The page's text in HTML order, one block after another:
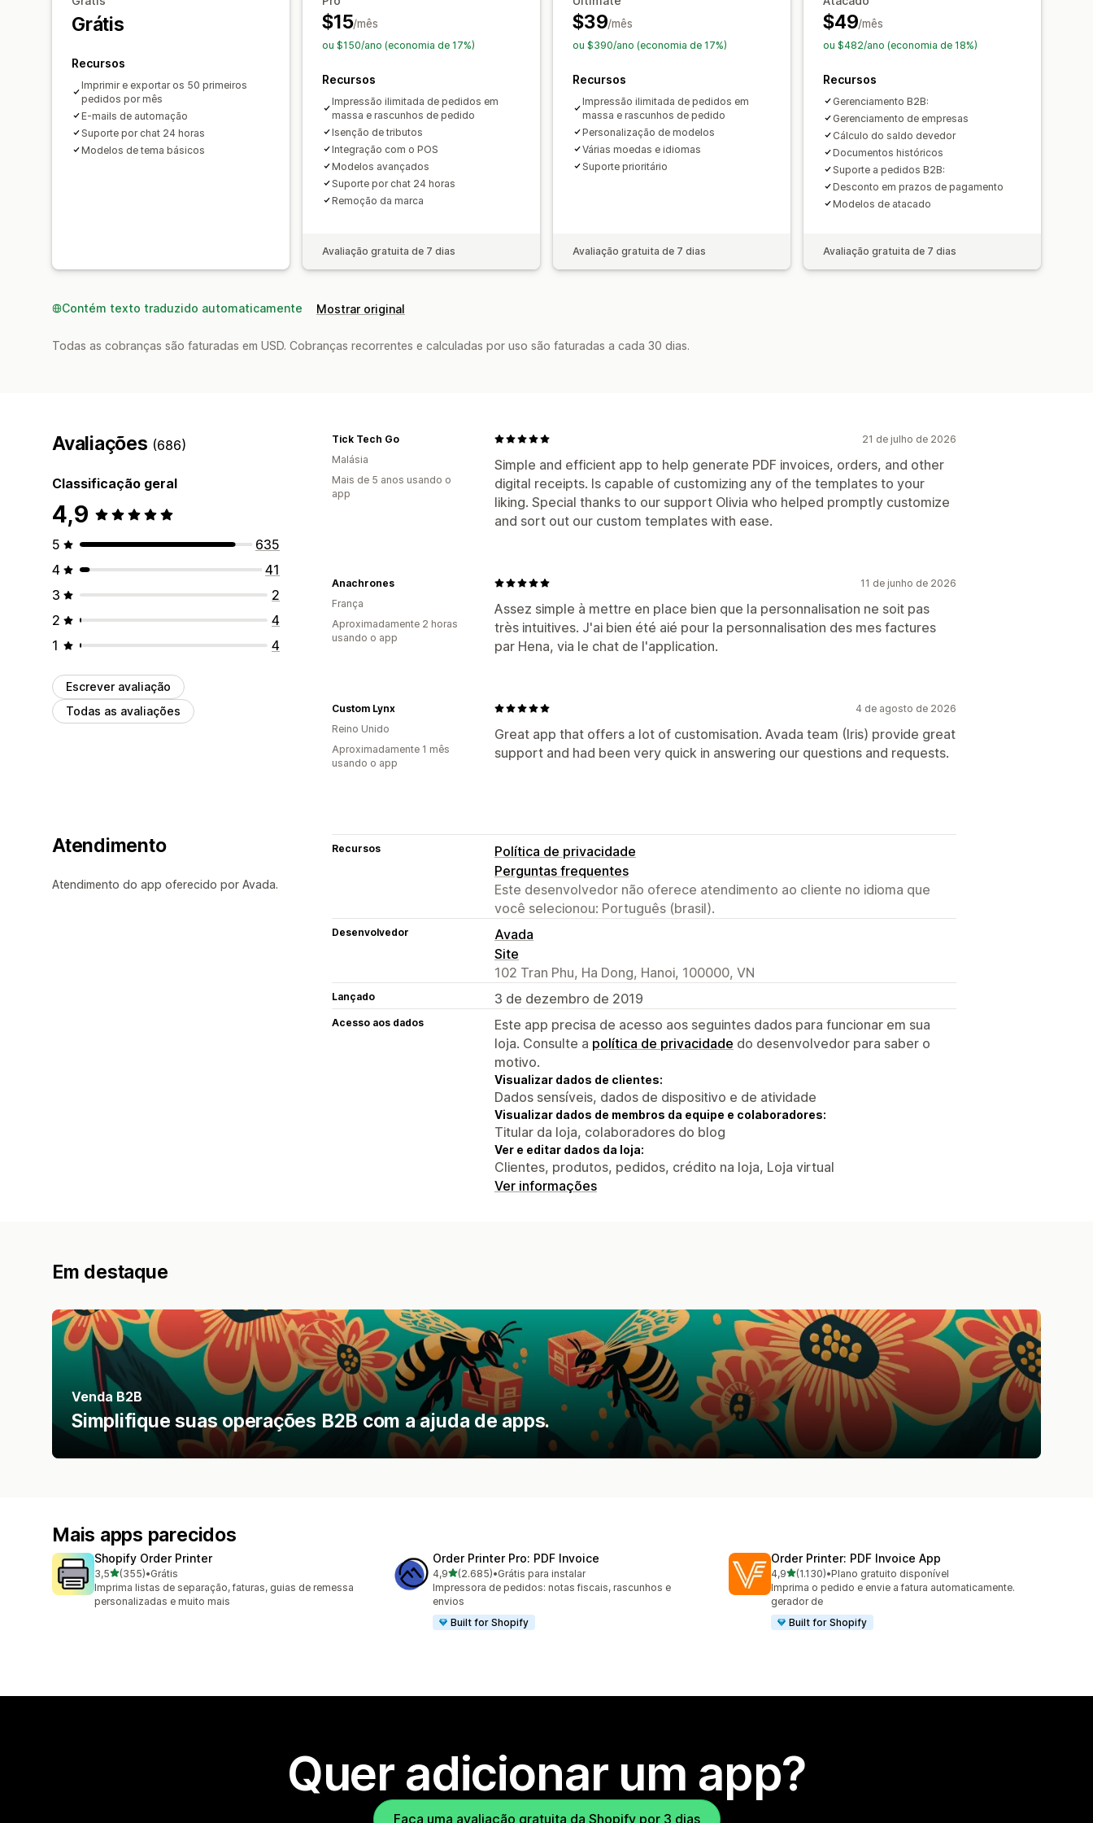
Download em massa
Automação de e-mails
Geração de PDF
Impressão e exportação
Grátis
Recursos
Imprimir e exportar os 50 primeiros
pedidos por mês
E-mails de automação
Suporte por chat 24 horas
Modelos de tema básicos
$15/mês
ou $150/ano (economia de 17%)
Recursos
Impressão ilimitada de pedidos em
massa e rascunhos de pedido
Isenção de tributos
Integração com o POS
Modelos avançados
Suporte por chat 24 horas
Remoção da marca
Avaliação gratuita de 7 dias
$39/mês
ou $390/ano (economia de 17%)
Recursos
Impressão ilimitada de pedidos em
massa e rascunhos de pedido
Personalização de modelos
Várias moedas e idiomas
Suporte prioritário
Avaliação gratuita de 7 dias
$49/mês
ou $482/ano (economia de 18%)
Recursos
Gerenciamento B2B:
Gerenciamento de empresas
Cálculo do saldo devedor
Documentos históricos
Suporte a pedidos B2B:
Desconto em prazos de pagamento
Modelos de atacado
Avaliação gratuita de 7 dias
Contém texto traduzido automaticamente Mostrar original
Todas as cobranças são faturadas em USD. Cobranças recorrentes e calculadas por uso são faturadas a cada 30 dias.
Avaliações (686)
Classificação geral
4,9
5
635
4
41
3
2
2
4
1
4
Escrever avaliação
Todas as avaliações
21 de julho de 2026
Simple and efficient app to help generate PDF invoices, orders, and other
digital receipts. Is capable of customizing any of the templates to your
liking. Special thanks to our support Olivia who helped promptly customize
and sort out our custom templates with ease.
Tick Tech Go
Malásia
Mais de 5 anos usando o
app
11 de junho de 2026
Assez simple à mettre en place bien que la personnalisation ne soit pas
très intuitives. J'ai bien été aié pour la personnalisation des mes factures
par Hena, via le chat de l'application.
Anachrones
França
Aproximadamente 2 horas
usando o app
4 de agosto de 2026
Great app that offers a lot of customisation. Avada team (Iris) provide great
support and had been very quick in answering our questions and requests.
Custom Lynx
Reino Unido
Aproximadamente 1 mês
usando o app
Atendimento
Atendimento do app oferecido por Avada.
Recursos
Política de privacidade
Perguntas frequentes
Este desenvolvedor não oferece atendimento ao cliente no idioma que
você selecionou: Português (brasil).
Desenvolvedor
Avada
Site
102 Tran Phu, Ha Dong, Hanoi, 100000, VN
Lançado 3 de dezembro de 2019
Acesso aos dados
Este app precisa de acesso aos seguintes dados para funcionar em sua
loja. Consulte a política de privacidade do desenvolvedor para saber o
motivo.
Visualizar dados de clientes:
Dados sensíveis, dados de dispositivo e de atividade
Visualizar dados de membros da equipe e colaboradores:
Titular da loja, colaboradores do blog
Ver e editar dados da loja:
Clientes, produtos, pedidos, crédito na loja, Loja virtual
Ver informações
Em destaque
Venda B2B
Simplifique suas operações B2B com a ajuda de apps.
Mais apps parecidos
Shopify Order Printer
3,5de 5 estrelas
(355)
355 avaliações ao todo
•Grátis
Imprima listas de separação, faturas, guias de remessa
personalizadas e muito mais
Order Printer Pro: PDF Invoice
4,9de 5 estrelas
(2.685)
2685 avaliações ao todo
•Grátis para instalar
Impressora de pedidos: notas fiscais, rascunhos e
envios
Built for Shopify
Order Printer: PDF Invoice App
4,9de 5 estrelas
(1.130)
1130 avaliações ao todo
•Plano gratuito disponível
Imprima o pedido e envie a fatura automaticamente.
gerador de
Built for Shopify
Quer adicionar um app?
Faça uma avaliação gratuita da Shopify por 3 dias